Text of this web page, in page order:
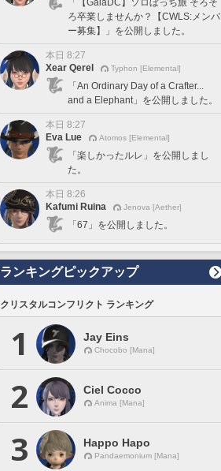
「【GaiaDC】ソロぼっち旅 そろそ
ろ卒業しませんか？【CWLS:メンバ
ー募集】」を公開しました。
本日 8:27
Xear Qerel
Typhon [Elemental]
「An Ordinary Day of a Crafter...
and a Elephant」を公開しました。
本日 8:27
Eva Lue
Atomos [Elemental]
「楽しかったルレ」を公開しまし
た。
本日 8:26
Kafumi Ruina
Jenova [Aether]
「67」を公開しました。
ランキングピックアップ
クリスタルコンフリクト ランキング
1 Jay Eins
Chocobo [Mana]
2 Ciel Cocco
Anima [Mana]
3 Happo Hapo
Pandaemonium [Mana]